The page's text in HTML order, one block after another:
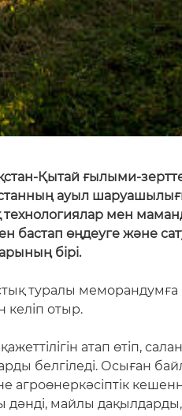
Қытай ғылыми-
ауыл
мен
өңдеуге және
бірі.
туралы меморандумға
келіп отыр.
атап өтіп,
белгіледі. Осыған
дәнді, майлы